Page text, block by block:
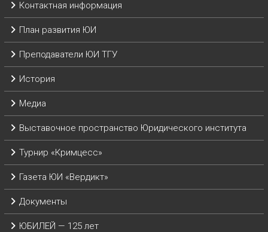
Контактная информация
План развития ЮИ
Преподаватели ЮИ ТГУ
История
Медиа
Выставочное пространство Юридического института
Турнир «Кримцесс»
Газета ЮИ «Вердикт»
Документы
ЮБИЛЕЙ — 125 лет